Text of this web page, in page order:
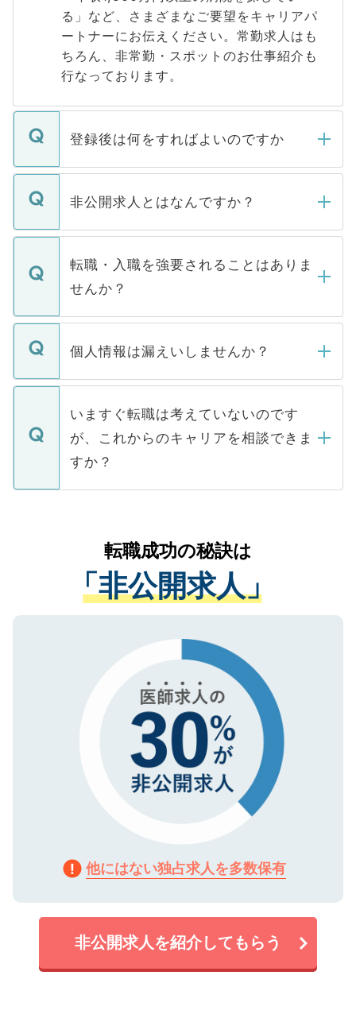
る」など、さまざまなご要望をキャリアパ
ートナーにお伝えください。常勤求人はも
ちろん、非常勤・スポットのお仕事紹介も
行なっております。
登録後は何をすればよいのですか
ご登録いただきましたら、弊社担当者がご
登録内容を確認し、その後メールもしくは
ます。通常、5営業日以内にはご連絡をせて
いただきますので、しばらくお待ちくださ
非公開求人とはなんですか？
マイナビDOCTORで取り扱っている求人の
うち約3割は、Webサイトからご覧いただ
けない「非公開求人」です。非公開求人は
下記の理由によって、一般には公開してい
ません。
■応募殺到を避けるため 人気のある医療機
関を公にしてしまうと、応募が殺到する場
に、医療機関が求める条件に合った人材の
みを人材紹介会社に依頼するケースが増え
ています。
転職・入職を強要されることはありま
せんか？
転職・入職を強要することは一切ありませ
ん。また、仮に応募先から内定をいただい
定を承諾する必要はありません。内定先へ
の辞退の連絡はキャリアパートナーが行い
個人情報は漏えいしませんか？
個人情報が漏えいすることはありませんの
で、ご安心ください。当サイトからの登録
などで収集したご登録者様の個人情報は、
ご本人のキャリアアップおよび転職活動の
支援を目的に使用いたします。お預かりし
ているすべての個人データはご本人の許可
は、個人情報の取り扱いについての厳密な
管理基準を満たした事業者のみに付与され
る、プライバシーマークを取得済みです。
で、機密保持に関してもご安心ください。
いますぐ転職は考えていないのです
が、これからのキャリアを相談できま
すか？
かがいして、現在の医療機関の状況や紹介
経験をまじえながら、適切なアドバイスを
させていただきます。すぐにご転職をされ
ない方には、長期的なサポートが可能です
ので、まずはご登録ください。
転職成功の秘訣は
「非公開求人」
他にはない独占求人を多数保有
非公開求人を紹介してもらう